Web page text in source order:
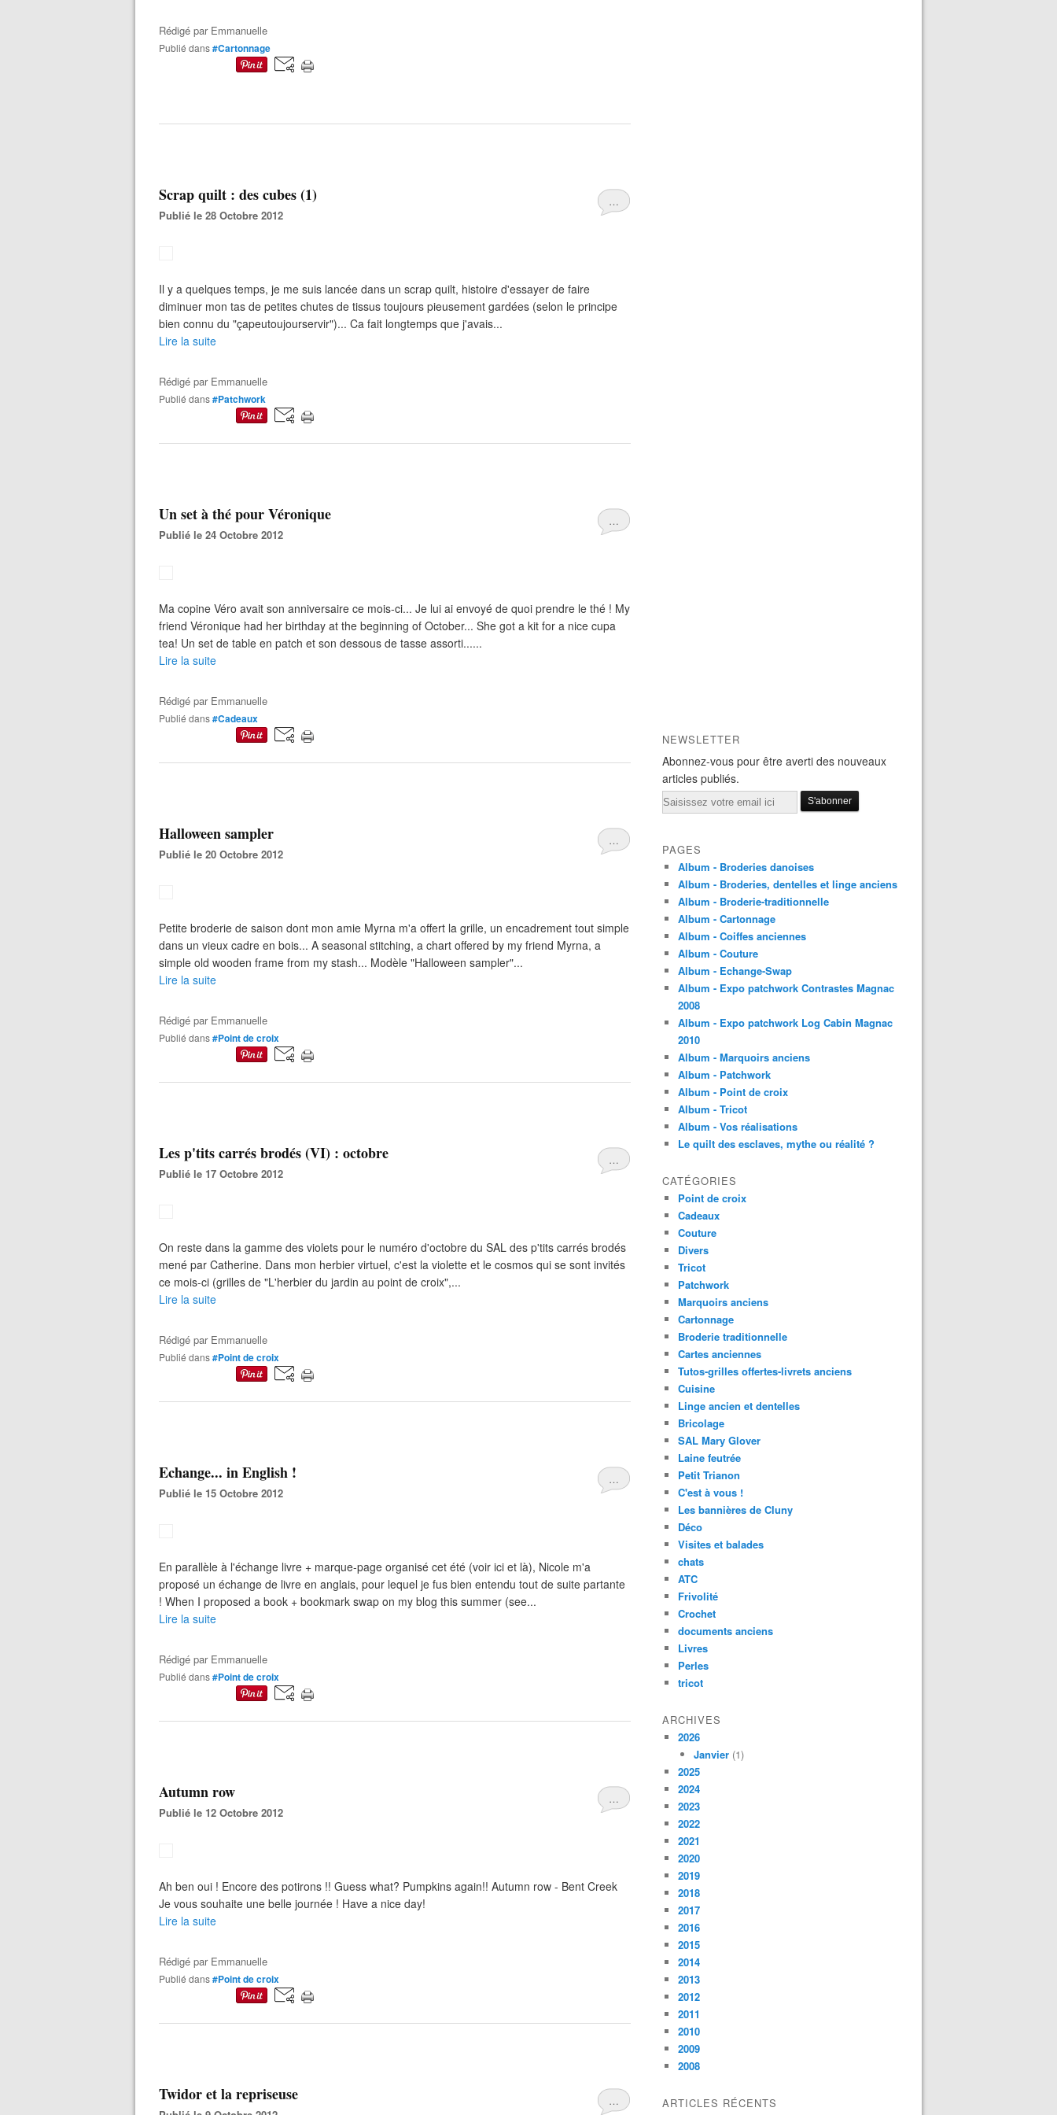
Rédigé par Emmanuelle
Publié dans#Cartonnage
…
Scrap quilt : des cubes (1)
Publié le 28 Octobre 2012
Il y a quelques temps, je me suis lancée dans un scrap quilt, histoire d'essayer de faire
diminuer mon tas de petites chutes de tissus toujours pieusement gardées (selon le principe
bien connu du "çapeutoujourservir")... Ca fait longtemps que j'avais...
Lire la suite
Rédigé par Emmanuelle
Publié dans#Patchwork
…
Un set à thé pour Véronique
Publié le 24 Octobre 2012
Ma copine Véro avait son anniversaire ce mois-ci... Je lui ai envoyé de quoi prendre le thé ! My
friend Véronique had her birthday at the beginning of October... She got a kit for a nice cupa
tea! Un set de table en patch et son dessous de tasse assorti......
Lire la suite
Rédigé par Emmanuelle
Publié dans#Cadeaux
…
Halloween sampler
Publié le 20 Octobre 2012
Petite broderie de saison dont mon amie Myrna m'a offert la grille, un encadrement tout simple
dans un vieux cadre en bois... A seasonal stitching, a chart offered by my friend Myrna, a
simple old wooden frame from my stash... Modèle "Halloween sampler"...
Lire la suite
Rédigé par Emmanuelle
Publié dans#Point de croix
…
Les p'tits carrés brodés (VI) : octobre
Publié le 17 Octobre 2012
On reste dans la gamme des violets pour le numéro d'octobre du SAL des p'tits carrés brodés
mené par Catherine. Dans mon herbier virtuel, c'est la violette et le cosmos qui se sont invités
ce mois-ci (grilles de "L'herbier du jardin au point de croix",...
Lire la suite
Rédigé par Emmanuelle
Publié dans#Point de croix
…
Echange... in English !
Publié le 15 Octobre 2012
En parallèle à l'échange livre + marque-page organisé cet été (voir ici et là), Nicole m'a
proposé un échange de livre en anglais, pour lequel je fus bien entendu tout de suite partante
! When I proposed a book + bookmark swap on my blog this summer (see...
Lire la suite
Rédigé par Emmanuelle
Publié dans#Point de croix
…
Autumn row
Publié le 12 Octobre 2012
Ah ben oui ! Encore des potirons !! Guess what? Pumpkins again!! Autumn row - Bent Creek
Je vous souhaite une belle journée ! Have a nice day!
Lire la suite
Rédigé par Emmanuelle
Publié dans#Point de croix
…
Twidor et la repriseuse
NEWSLETTER
Abonnez-vous pour être averti des nouveaux
articles publiés.
Email
PAGES
Album - Broderies danoises
Album - Broderies, dentelles et linge anciens
Album - Broderie-traditionnelle
Album - Cartonnage
Album - Coiffes anciennes
Album - Couture
Album - Echange-Swap
Album - Expo patchwork Contrastes Magnac
2008
Album - Expo patchwork Log Cabin Magnac
2010
Album - Marquoirs anciens
Album - Patchwork
Album - Point de croix
Album - Tricot
Album - Vos réalisations
Le quilt des esclaves, mythe ou réalité ?
CATÉGORIES
Point de croix
Cadeaux
Couture
Divers
Tricot
Patchwork
Marquoirs anciens
Cartonnage
Broderie traditionnelle
Cartes anciennes
Tutos-grilles offertes-livrets anciens
Cuisine
Linge ancien et dentelles
Bricolage
SAL Mary Glover
Laine feutrée
Petit Trianon
C'est à vous !
Les bannières de Cluny
Déco
Visites et balades
chats
ATC
Frivolité
Crochet
documents anciens
Livres
Perles
tricot
ARCHIVES
2026
Janvier (1)
2025
2024
2023
2022
2021
2020
2019
2018
2017
2016
2015
2014
2013
2012
2011
2010
2009
2008
ARTICLES RÉCENTS